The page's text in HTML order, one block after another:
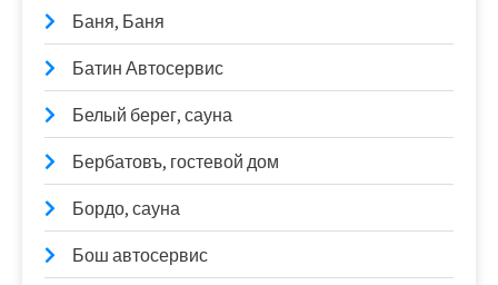
Баня, Баня
Батин Автосервис
Белый берег, сауна
Бербатовъ, гостевой дом
Бордо, сауна
Бош автосервис